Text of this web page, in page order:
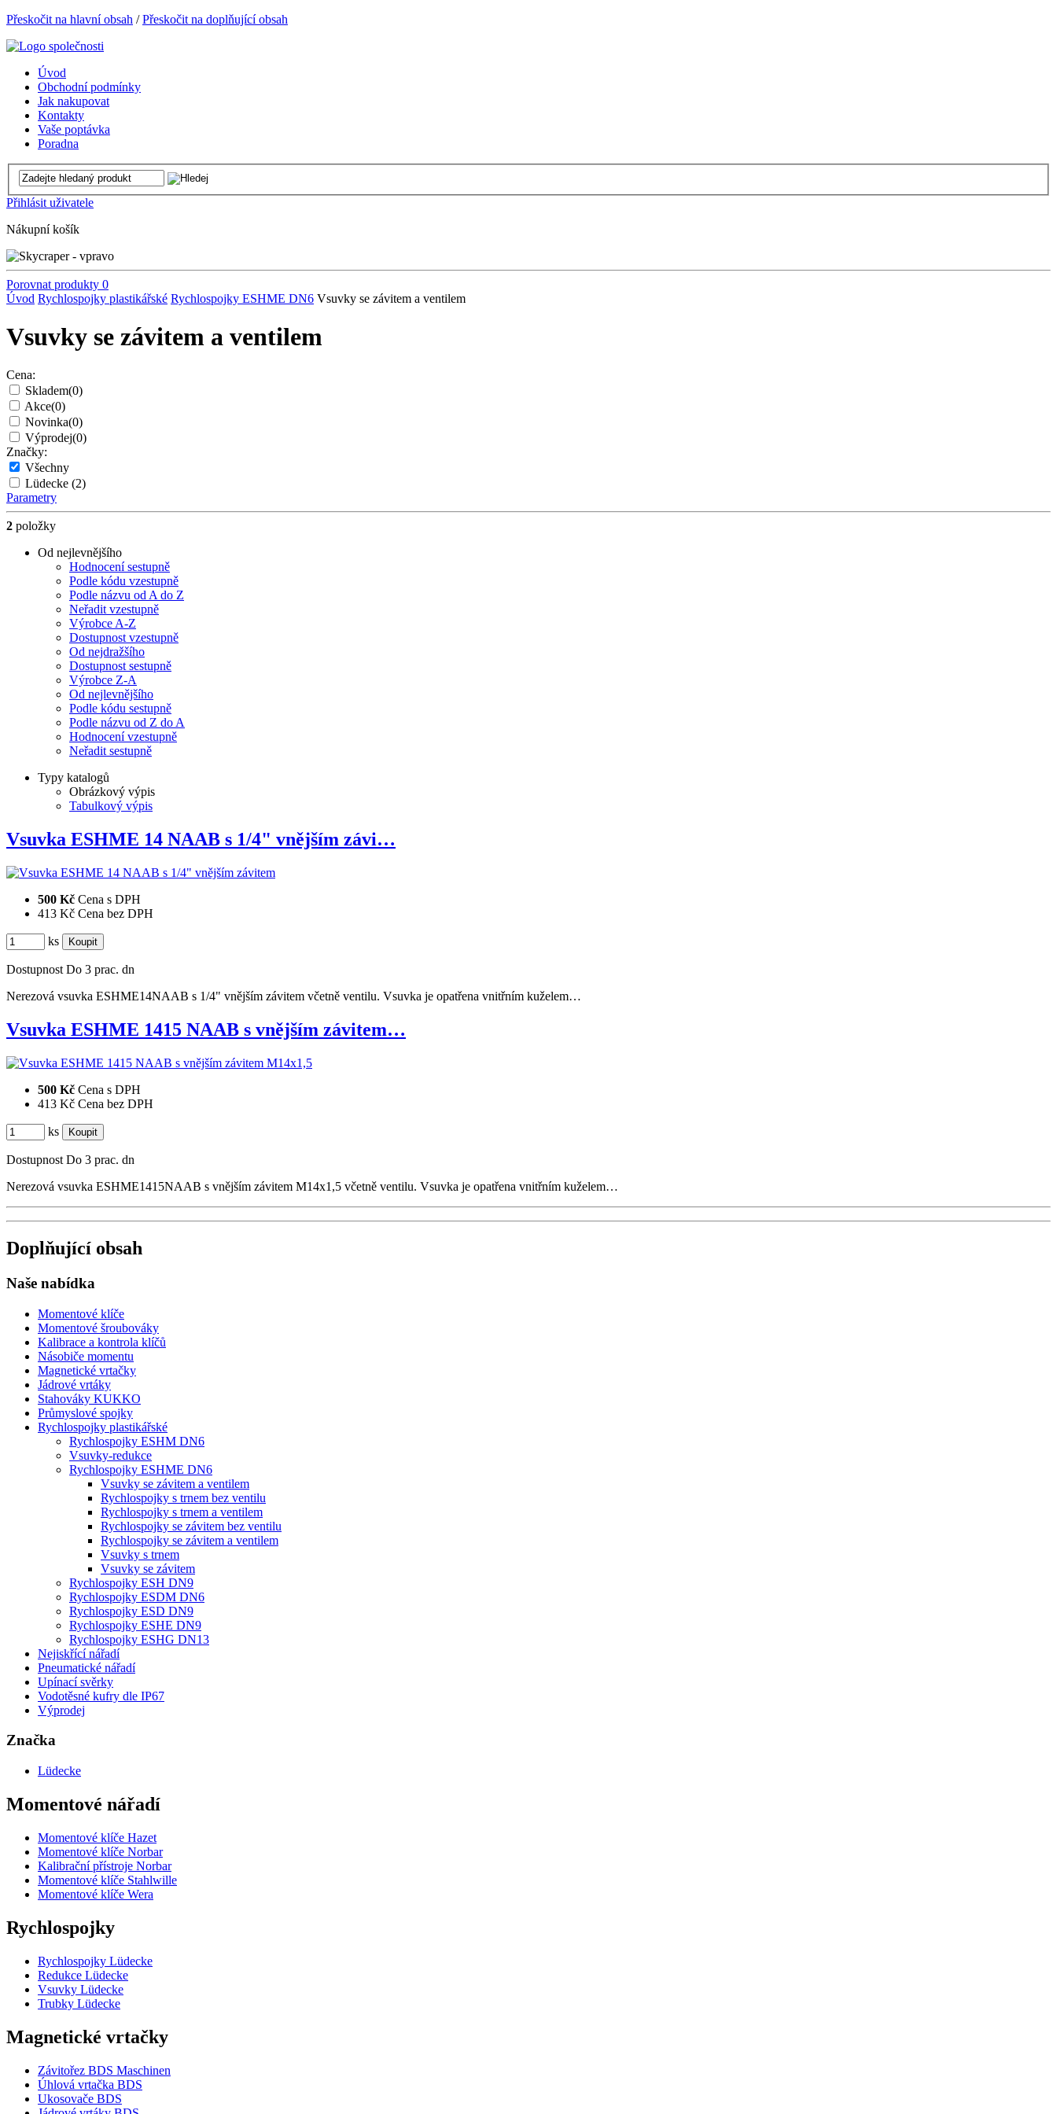
Přeskočit na hlavní obsah /Přeskočit na doplňující obsah
Úvod
Obchodní podmínky
Jak nakupovat
Kontakty
Vaše poptávka
Poradna
Přihlásit uživatele
Nákupní košík
Porovnat produkty 0
Úvod Rychlospojky plastikářské Rychlospojky ESHME DN6 Vsuvky se závitem a ventilem
Vsuvky se závitem a ventilem
Cena:
Skladem(0)
Akce(0)
Novinka(0)
Výprodej(0)
Značky:
Všechny
Lüdecke (2)
Parametry
2 položky
Od nejlevnějšího
Hodnocení sestupně
Podle kódu vzestupně
Podle názvu od A do Z
Neřadit vzestupně
Výrobce A-Z
Dostupnost vzestupně
Od nejdražšího
Dostupnost sestupně
Výrobce Z-A
Od nejlevnějšího
Podle kódu sestupně
Podle názvu od Z do A
Hodnocení vzestupně
Neřadit sestupně
Typy katalogů
Obrázkový výpis
Tabulkový výpis
Vsuvka ESHME 14 NAAB s 1/4" vnějším závi…
500 Kč Cena s DPH
413 Kč Cena bez DPH
ks
Dostupnost Do 3 prac. dn
Nerezová vsuvka ESHME14NAAB s 1/4" vnějším závitem včetně ventilu. Vsuvka je opatřena vnitřním kuželem…
Vsuvka ESHME 1415 NAAB s vnějším závitem…
500 Kč Cena s DPH
413 Kč Cena bez DPH
ks
Dostupnost Do 3 prac. dn
Nerezová vsuvka ESHME1415NAAB s vnějším závitem M14x1,5 včetně ventilu. Vsuvka je opatřena vnitřním kuželem…
Doplňující obsah
Naše nabídka
Momentové klíče
Momentové šroubováky
Kalibrace a kontrola klíčů
Násobiče momentu
Magnetické vrtačky
Jádrové vrtáky
Stahováky KUKKO
Průmyslové spojky
Rychlospojky plastikářské
Rychlospojky ESHM DN6
Vsuvky-redukce
Rychlospojky ESHME DN6
Vsuvky se závitem a ventilem
Rychlospojky s trnem bez ventilu
Rychlospojky s trnem a ventilem
Rychlospojky se závitem bez ventilu
Rychlospojky se závitem a ventilem
Vsuvky s trnem
Vsuvky se závitem
Rychlospojky ESH DN9
Rychlospojky ESDM DN6
Rychlospojky ESD DN9
Rychlospojky ESHE DN9
Rychlospojky ESHG DN13
Nejiskřící nářadí
Pneumatické nářadí
Upínací svěrky
Vodotěsné kufry dle IP67
Výprodej
Značka
Lüdecke
Momentové nářadí
Momentové klíče Hazet
Momentové klíče Norbar
Kalibrační přístroje Norbar
Momentové klíče Stahlwille
Momentové klíče Wera
Rychlospojky
Rychlospojky Lüdecke
Redukce Lüdecke
Vsuvky Lüdecke
Trubky Lüdecke
Magnetické vrtačky
Závitořez BDS Maschinen
Úhlová vrtačka BDS
Ukosovače BDS